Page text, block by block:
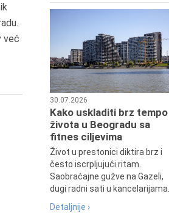
već
30.07.2026
Kako uskladiti brz tempo
života u Beogradu sa
fitnes ciljevima
Život u prestonici diktira brz i
često iscrpljujući ritam.
Saobraćajne gužve na Gazeli,
dugi radni sati u kancelarijama...
Detaljnije ›
Preminula je Đurđija Cvetić,
pozorišna, filmska i TV glumica.